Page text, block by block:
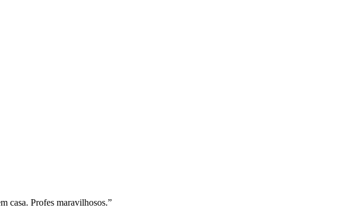
casa. Profes maravilhosos.”